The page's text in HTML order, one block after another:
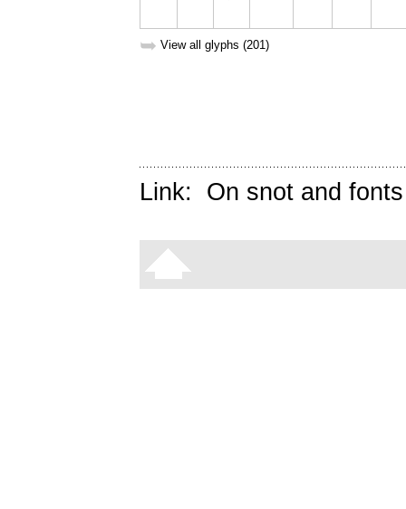
➥ View all glyphs (201)
Link: On snot and fonts